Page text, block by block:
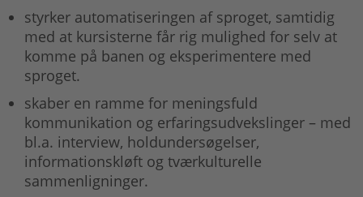
styrker automatiseringen af sproget, samtidig
med at kursisterne får rig mulighed for selv at
komme på banen og eksperimentere med
sproget.
skaber en ramme for meningsfuld
kommunikation og erfaringsudvekslinger – med
bl.a. interview, holdundersøgelser,
informationskløft og tværkulturelle
sammenligninger.